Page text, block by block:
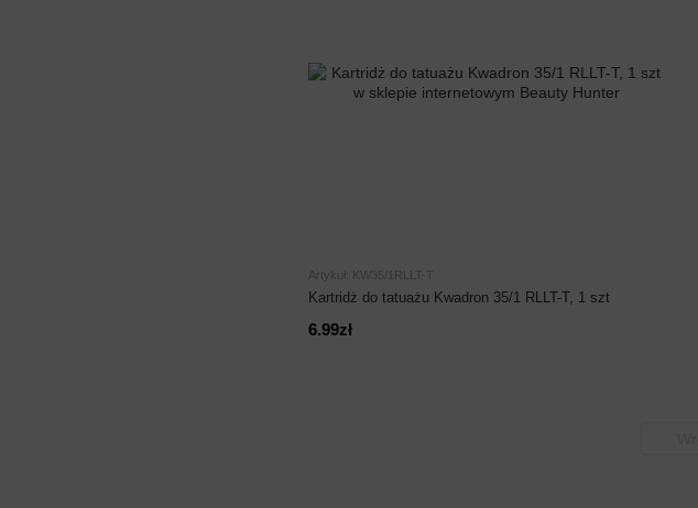
Artykuł: KW35/1RLLT-T
Kartridż do tatuażu Kwadron 35/1 RLLT-T, 1 szt
6.99zł